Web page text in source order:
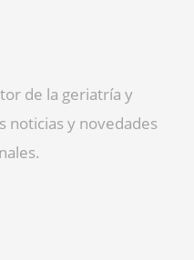
de la geriatría y
noticias y novedades